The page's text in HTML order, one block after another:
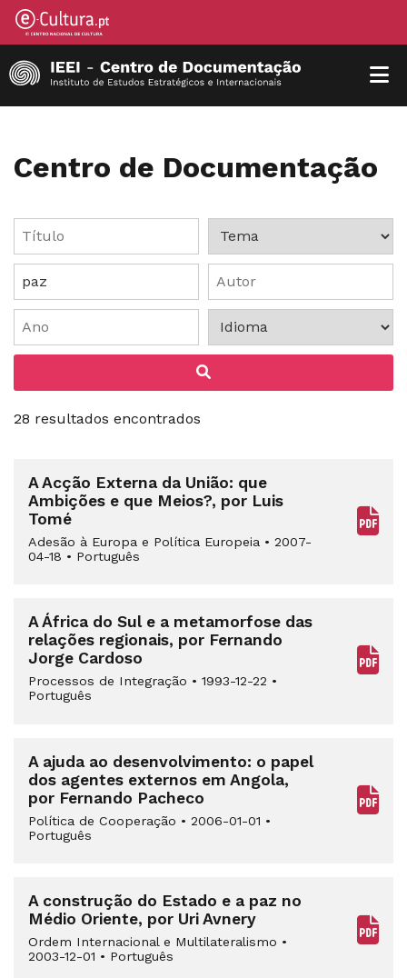
Centro de Documentação
28 resultados encontrados
A Acção Externa da União: que
Ambições e que Meios?, por Luis
Tomé
Adesão à Europa e Política Europeia • 2007-
04-18 • Português
A África do Sul e a metamorfose das
relações regionais, por Fernando
Jorge Cardoso
Processos de Integração • 1993-12-22 •
Português
A ajuda ao desenvolvimento: o papel
dos agentes externos em Angola,
por Fernando Pacheco
Política de Cooperação • 2006-01-01 •
Português
A construção do Estado e a paz no
Médio Oriente, por Uri Avnery
Ordem Internacional e Multilateralismo •
2003-12-01 • Português